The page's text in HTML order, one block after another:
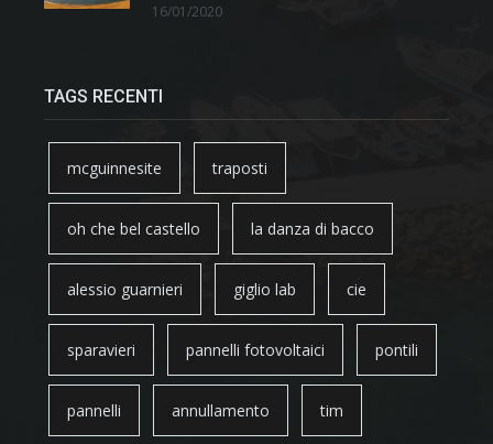
16/01/2020
TAGS RECENTI
mcguinnesite traposti
oh che bel castello la danza di bacco
alessio guarnieri giglio lab cie
sparavieri pannelli fotovoltaici pontili
pannelli annullamento tim